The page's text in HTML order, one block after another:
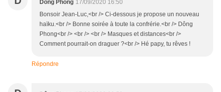
Dông Phong 17/09/2020 16:50
Bonsoir Jean-Luc,<br /> Ci-dessous je propose un nouveau
haïku.<br /> Bonne soirée à toute la confrérie.<br /> Dông
Phong<br /> <br /> <br /> Masques et distances<br />
Comment pourrait-on draguer ?<br /> Hé papy, tu rêves !
Répondre